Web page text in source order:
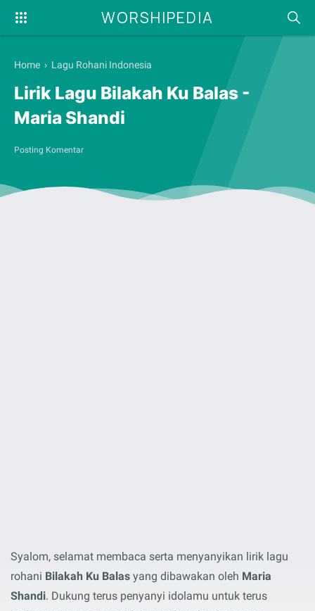
WORSHIPEDIA
Home › Lagu Rohani Indonesia
Lirik Lagu Bilakah Ku Balas -
Maria Shandi
Posting Komentar
Syalom, selamat membaca serta menyanyikan lirik lagu
rohani Bilakah Ku Balas yang dibawakan oleh Maria
Shandi. Dukung terus penyanyi idolamu untuk terus